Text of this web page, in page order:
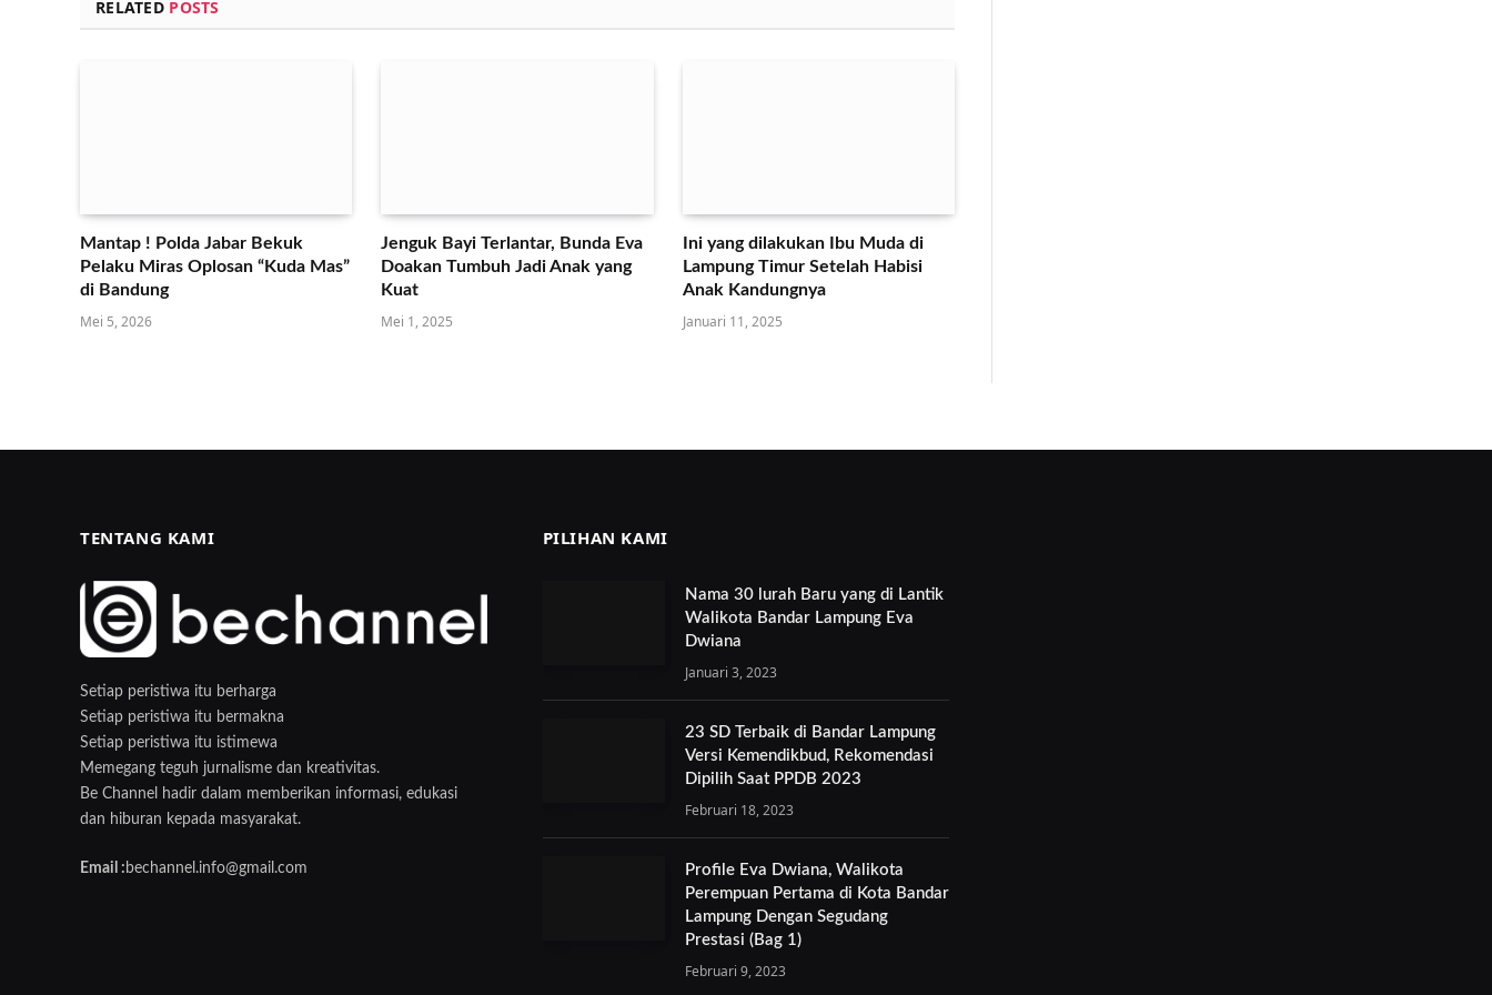
RELATED POSTS
Mantap ! Polda Jabar Bekuk
Pelaku Miras Oplosan “Kuda Mas”
di Bandung
Mei 5, 2026
Jenguk Bayi Terlantar, Bunda Eva
Doakan Tumbuh Jadi Anak yang
Kuat
Mei 1, 2025
Ini yang dilakukan Ibu Muda di
Lampung Timur Setelah Habisi
Anak Kandungnya
Januari 11, 2025
TENTANG KAMI
Setiap peristiwa itu berharga
Setiap peristiwa itu bermakna
Setiap peristiwa itu istimewa
Memegang teguh jurnalisme dan kreativitas.
Be Channel hadir dalam memberikan informasi, edukasi
dan hiburan kepada masyarakat.
Email : bechannel.info@gmail.com
PILIHAN KAMI
Nama 30 lurah Baru yang di Lantik
Walikota Bandar Lampung Eva
Dwiana
Januari 3, 2023
23 SD Terbaik di Bandar Lampung
Versi Kemendikbud, Rekomendasi
Dipilih Saat PPDB 2023
Februari 18, 2023
Profile Eva Dwiana, Walikota
Perempuan Pertama di Kota Bandar
Lampung Dengan Segudang
Prestasi (Bag 1)
Februari 9, 2023